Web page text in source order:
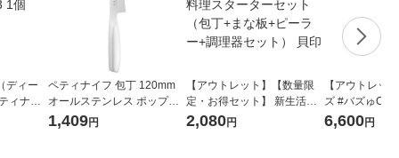
ディー
ィナイ
ペティナイフ 包丁 120mm
オールステンレス ポップス
ター 貝印
1,409円
【アウトレット】【数量限
定・お得セット】 新生活一
人暮らし料理スターターセ
2,080円
【アウトレッ
ズ #バズゅ
プル 1個
6,600円